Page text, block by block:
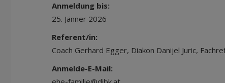
Anmeldung bis:
25. Jänner 2026
Referent/in:
Coach Gerhard Egger, Diakon Danijel Juric,
Anmelde-E-Mail: